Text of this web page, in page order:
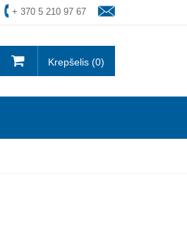
+ 370 5 210 97 67
Krepšelis (0)